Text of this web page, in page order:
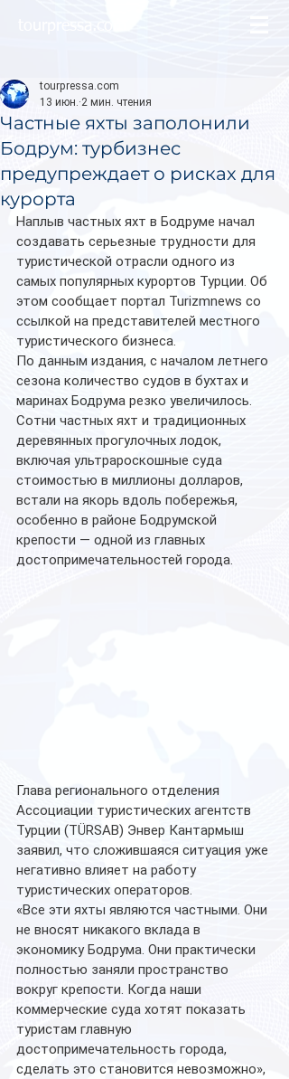
Частные яхты заполонили
Бодрум: турбизнес
предупреждает о рисках для
курорта
tourpressa.com
13 июн. 2 мин. чтения
Наплыв частных яхт в Бодруме начал
создавать серьезные трудности для
туристической отрасли одного из
самых популярных курортов Турции. Об
этом сообщает портал Turizmnews со
ссылкой на представителей местного
туристического бизнеса.
По данным издания, с началом летнего
сезона количество судов в бухтах и
маринах Бодрума резко увеличилось.
Сотни частных яхт и традиционных
деревянных прогулочных лодок,
включая ультрароскошные суда
стоимостью в миллионы долларов,
встали на якорь вдоль побережья,
особенно в районе Бодрумской
крепости — одной из главных
достопримечательностей города.
Глава регионального отделения
Ассоциации туристических агентств
Турции (TÜRSAB) Энвер Кантармыш
заявил, что сложившаяся ситуация уже
негативно влияет на работу
туристических операторов.
«Все эти яхты являются частными. Они
не вносят никакого вклада в
экономику Бодрума. Они практически
полностью заняли пространство
вокруг крепости. Когда наши
коммерческие суда хотят показать
туристам главную
достопримечательность города,
сделать это становится невозможно»,